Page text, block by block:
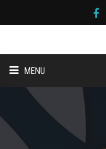
MENU
ANA SAYFA
BAŞKAN MESAJI